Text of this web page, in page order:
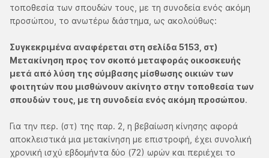
τοποθεσία των σπουδών τους, με τη συνοδεία ενός ακόμη
προσώπου, το ανωτέρω διάστημα, ως ακολούθως:
Συγκεκριμένα αναφέρεται στη σελίδα 5153, στ)
Μετακίνηση προς τον σκοπό μεταφοράς οικοσκευής
μετά από λύση της σύμβασης μίσθωσης οικιών των
φοιτητών που μισθώνουν ακίνητο στην τοποθεσία των
σπουδών τους, με τη συνοδεία ενός ακόμη προσώπου.
Για την περ. (στ) της παρ. 2, η βεβαίωση κίνησης αφορά
αποκλειστικά μια μετακίνηση με επιστροφή, έχει συνολική
χρονική ισχύ εβδομήντα δύο (72) ωρών και περιέχει το